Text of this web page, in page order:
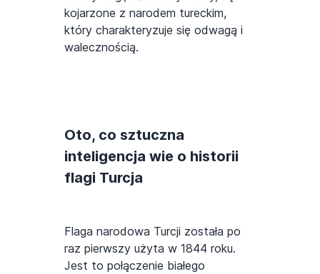
kojarzone z narodem tureckim,
który charakteryzuje się odwagą i
walecznością.
Oto, co sztuczna
inteligencja wie o historii
flagi Turcja
Flaga narodowa Turcji została po
raz pierwszy użyta w 1844 roku.
Jest to połączenie białego